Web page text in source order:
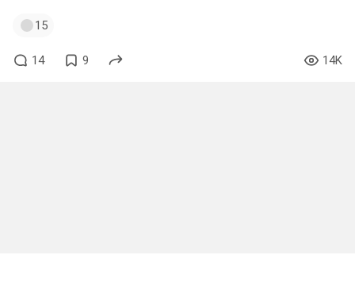
15
14 9 14K